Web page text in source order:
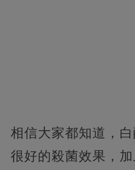
相信大家都知道，
很好的殺菌效果，